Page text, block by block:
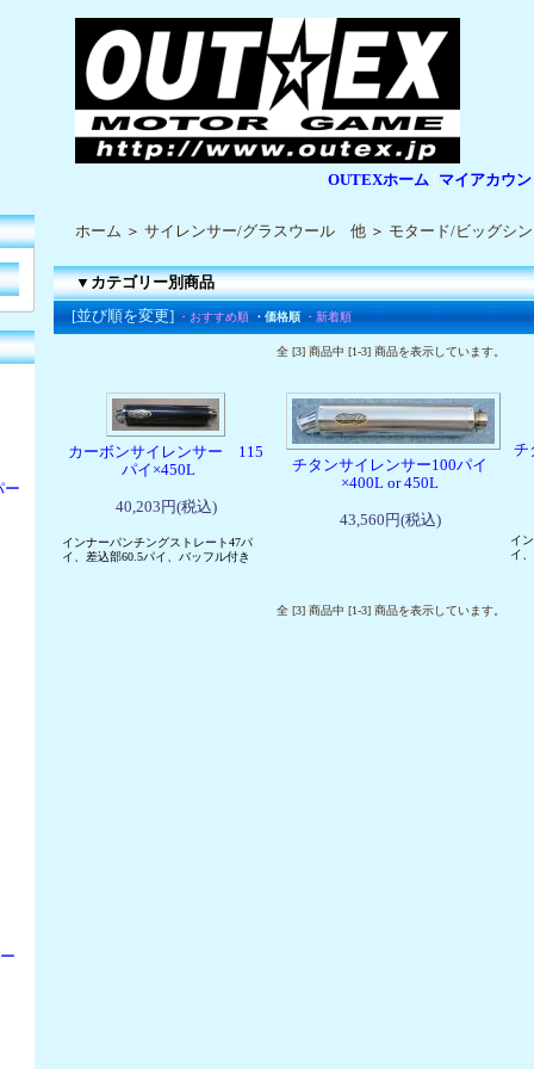
OUTEXホーム マイアカウ
ー
ホーム ＞ サイレンサー/グラスウール 他 ＞ モタード/ビッグシ
▼カテゴリー別商品
[並び順を変更]
・おすすめ順 ・価格順 ・新着順
全 [3] 商品中 [1-3] 商品を表示しています。
カーボンサイレンサー 115
パイ×450L
40,203円(税込)
インナーパンチングストレート47パ
イ、差込部60.5パイ、バッフル付き
チタンサイレンサー100パイ
×400L or 450L
43,560円(税込)
チ
イ
イ
全 [3] 商品中 [1-3] 商品を表示しています。